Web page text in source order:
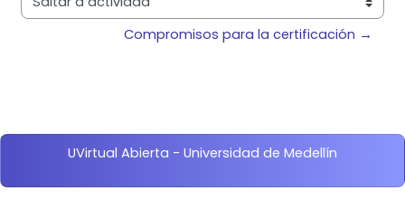
Saltar a actividad
Compromisos para la certificación →
BloquesUVirtual Abierta - Universidad de Medellín